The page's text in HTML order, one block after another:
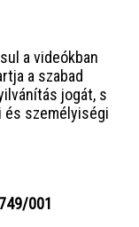
a videókban
a szabad
jogát, s
és személyiségi
001